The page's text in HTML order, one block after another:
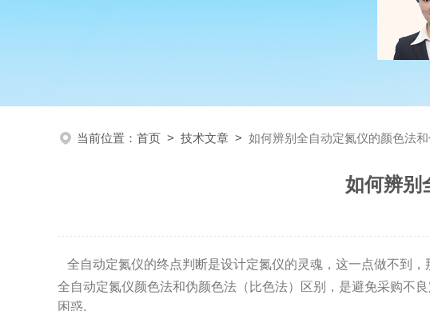
当前位置： 首页 > 技术文章 > 如何辨别全自动定氮仪的颜色法和
如何辨别
全自动定氮仪的终点判断是设计定氮仪的灵魂，这一点做不到
全自动定氮仪颜色法和伪颜色法（比色法）区别，是避免采购不
困惑.